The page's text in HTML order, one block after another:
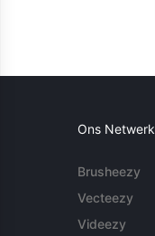
Ons Netwerk
Brusheezy
Vecteezy
Videezy